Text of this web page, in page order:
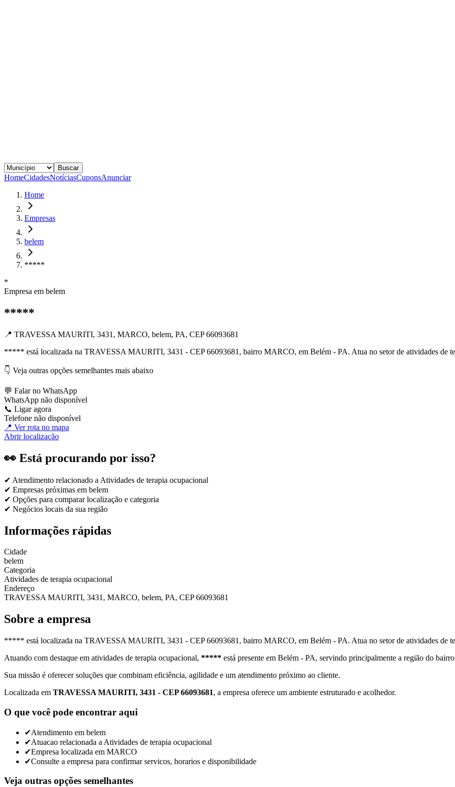
Buscar
HomeCidadesNotíciasCuponsAnunciar
Home
Empresas
belem
*****
*
Empresa em belem
*****
📍 TRAVESSA MAURITI, 3431, MARCO, belem, PA, CEP 66093681
***** está localizada na TRAVESSA MAURITI, 3431 - CEP 66093681, bairro MARCO, em Belém - PA. Atua no setor de atividades de
👇 Veja outras opções semelhantes mais abaixo
💬 Falar no WhatsApp
WhatsApp não disponível
📞 Ligar agora
Telefone não disponível
📍 Ver rota no mapa
Abrir localização
👀 Está procurando por isso?
✔ Atendimento relacionado a Atividades de terapia ocupacional
✔ Empresas próximas em belem
✔ Opções para comparar localização e categoria
✔ Negócios locais da sua região
Informações rápidas
Cidade
belem
Categoria
Atividades de terapia ocupacional
Endereço
TRAVESSA MAURITI, 3431, MARCO, belem, PA, CEP 66093681
Sobre a empresa
***** está localizada na TRAVESSA MAURITI, 3431 - CEP 66093681, bairro MARCO, em Belém - PA. Atua no setor de atividades de
Atuando com destaque em atividades de terapia ocupacional, ***** está presente em Belém - PA, servindo principalmente a região do
Sua missão é oferecer soluções que combinam eficiência, agilidade e um atendimento próximo ao cliente.
Localizada em TRAVESSA MAURITI, 3431 - CEP 66093681, a empresa oferece um ambiente estruturado e acolhedor.
O que você pode encontrar aqui
✔Atendimento em belem
✔Atuacao relacionada a Atividades de terapia ocupacional
✔Empresa localizada em MARCO
✔Consulte a empresa para confirmar servicos, horarios e disponibilidade
Veja outras opções semelhantes